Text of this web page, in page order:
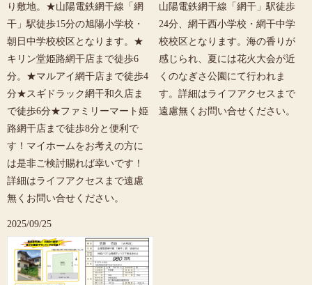
り敷地。★山陽電鉄網干線「網
干」駅徒歩15分の旭陽小学校・
朝日中学校校区となります。★
キリン堂姫路網干店まで徒歩6
分。★マルアイ網干店まで徒歩4
分★スギドラック網干和久店ま
で徒歩6分★ファミリーマート姫
路網干店まで徒歩8分と便利で
す！マイホームをお考えの方に
は是非ご検討賜れば幸いです！
詳細はライフアクセスまで遠慮
無くお問い合せください。
山陽電鉄網干線「網干」駅徒歩
24分、網干西小学校・網干中学
校校区となります。海の香りが
感じられ、夏には花火大会が近
くのなぎさ公園にて行われま
す。詳細はライフアクセスまで
遠慮無くお問い合せください。
2025/09/25